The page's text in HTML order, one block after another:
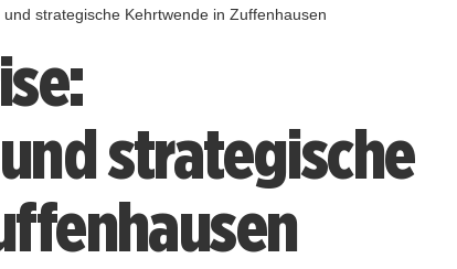
strategische Kehrtwende in Zuffenhausen
strategische